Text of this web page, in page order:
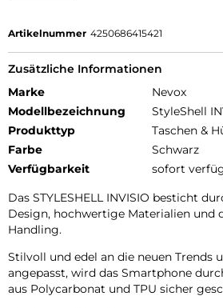
Artikelnummer 4250686415421
Zusätzliche Informationen
Marke
Nevox
Modellbezeichnung
StyleShell
Produkttyp
Taschen &
Farbe
Schwarz
Verfügbarkeit
sofort
Das STYLESHELL INVISIO besticht
Design, hochwertige Materialien und
Handling.
Stilvoll und edel an die neuen Trends
angepasst, wird das Smartphone
aus Polycarbonat und TPU sicher